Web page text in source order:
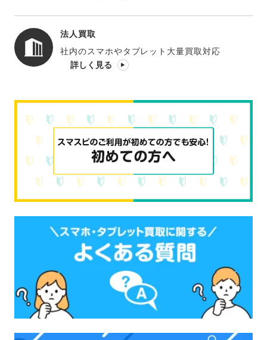
法人買取
社内のスマホやタブレット大量買取対応
詳しく見る